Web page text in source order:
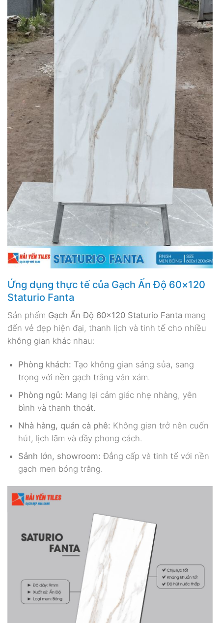
Ứng dụng thực tế của Gạch Ấn Độ 60×120
Staturio Fanta
Sản phẩm Gạch Ấn Độ 60×120 Staturio Fanta mang
đến vẻ đẹp hiện đại, thanh lịch và tinh tế cho nhiều
không gian khác nhau:
Phòng khách: Tạo không gian sáng sủa, sang
trọng với nền gạch trắng vân xám.
Phòng ngủ: Mang lại cảm giác nhẹ nhàng, yên
bình và thanh thoát.
Nhà hàng, quán cà phê: Không gian trở nên cuốn
hút, lịch lãm và đầy phong cách.
Sảnh lớn, showroom: Đẳng cấp và tinh tế với nền
gạch men bóng trắng.